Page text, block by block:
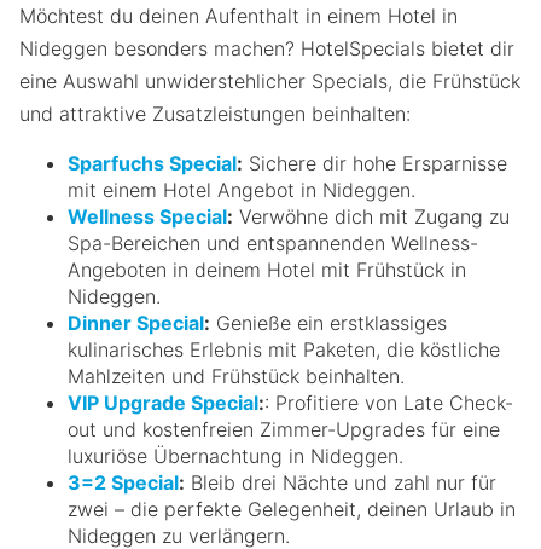
Möchtest du deinen Aufenthalt in einem Hotel in
Nideggen besonders machen? HotelSpecials bietet dir
eine Auswahl unwiderstehlicher Specials, die Frühstück
und attraktive Zusatzleistungen beinhalten:
Sparfuchs Special: Sichere dir hohe Ersparnisse
mit einem Hotel Angebot in Nideggen.
Wellness Special: Verwöhne dich mit Zugang zu
Spa-Bereichen und entspannenden Wellness-
Angeboten in deinem Hotel mit Frühstück in
Nideggen.
Dinner Special: Genieße ein erstklassiges
kulinarisches Erlebnis mit Paketen, die köstliche
Mahlzeiten und Frühstück beinhalten.
VIP Upgrade Special:: Profitiere von Late Check-
out und kostenfreien Zimmer-Upgrades für eine
luxuriöse Übernachtung in Nideggen.
3=2 Special: Bleib drei Nächte und zahl nur für
zwei – die perfekte Gelegenheit, deinen Urlaub in
Nideggen zu verlängern.